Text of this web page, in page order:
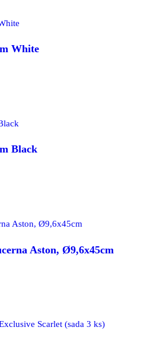
White
Black
Aston, Ø9,6x45cm